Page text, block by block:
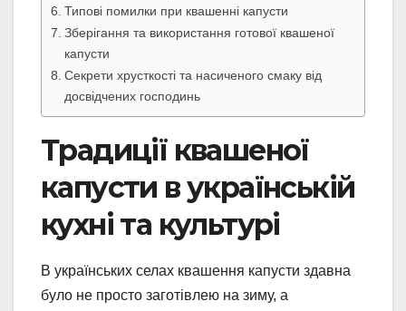
Типові помилки при квашенні капусти
Зберігання та використання готової квашеної
капусти
Секрети хрусткості та насиченого смаку від
досвідчених господинь
Традиції квашеної
капусти в українській
кухні та культурі
В українських селах квашення капусти здавна
було не просто заготівлею на зиму, а